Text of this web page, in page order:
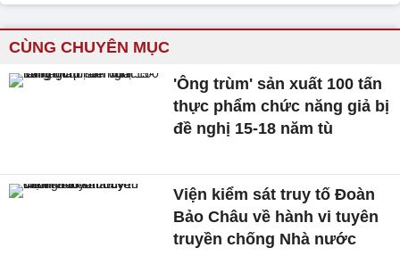
CÙNG CHUYÊN MỤC
'Ông trùm' sản xuất 100 tấn
thực phẩm chức năng giả bị
đề nghị 15-18 năm tù
Viện kiểm sát truy tố Đoàn
Bảo Châu về hành vi tuyên
truyền chống Nhà nước